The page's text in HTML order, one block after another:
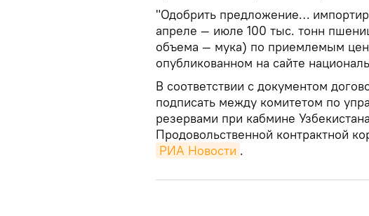
"Одобрить предложение…
апреле — июле 100 тыс. тонн
объема — мука) по приемлемым
опубликованном на сайте
В соответствии с документом
подписать между комитетом по
резервами при кабмине
Продовольственной контрактной
РИА Новости .